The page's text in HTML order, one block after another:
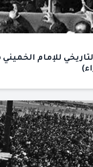
للإمام